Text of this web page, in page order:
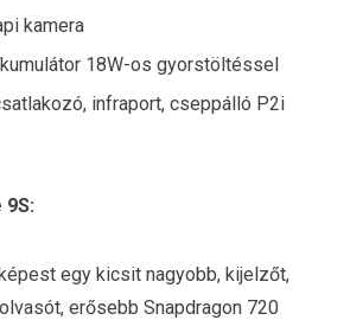
kamera
18W-os gyorstöltéssel
infraport, cseppálló P2i
9S:
egy kicsit nagyobb, kijelzőt,
erősebb Snapdragon 720